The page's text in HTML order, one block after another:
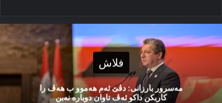
فلاش
مەسرور بارزانی: دڤێ ئەم هەموو ب هەڤ را
کاربکن داکو ئەڤ تاوان دوبارە نەبن